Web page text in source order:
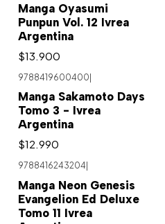
Manga Oyasumi
Punpun Vol. 12 Ivrea
Argentina
$13.900
9788419600400
Manga Sakamoto Days
Tomo 3 - Ivrea
Argentina
$12.990
9788416243204
Manga Neon Genesis
Evangelion Ed Deluxe
Tomo 11 Ivrea